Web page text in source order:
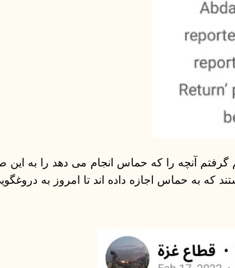
گرفتم آنچه را که حماس انجام می دهد را به
به حماس اجازه داده اند تا امروز به